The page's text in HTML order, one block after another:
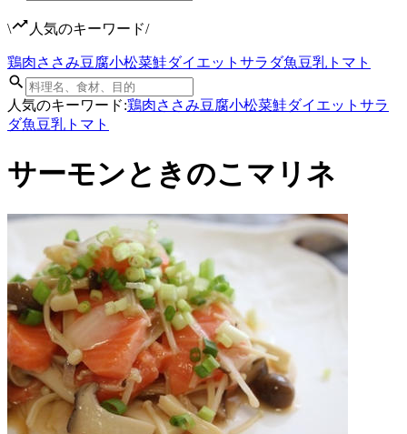
\ 人気のキーワード/
鶏肉ささみ豆腐小松菜鮭ダイエット サラダ魚豆乳 トマト
人気のキーワード:鶏肉ささみ豆腐小松菜鮭ダイエット サラ
ダ魚豆乳 トマト
サーモンときのこマリネ